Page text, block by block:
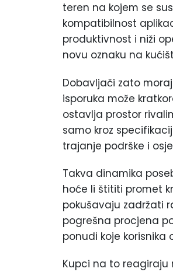
teren na kojem se
kompatibilnost
produktivnost i niži
novu oznaku na
Dobavljači zato
isporuka može
ostavlja prostor
samo kroz
trajanje podrške i
Takva dinamika
hoće li štititi promet
pokušavaju zadržati
pogrešna procjena
ponudi koje korisnika
Kupci na to